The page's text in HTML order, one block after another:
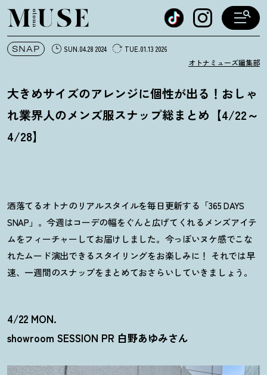
オトナミューズ ウェブ
SNAP SUN.04.28 2024 TUE.01.13 2026
オトナミューズ編集部
大きめサイズのアレンジに個性が出る ！ おしゃ
れ業界人のメンズ服スナップ総まとめ【4/22～
4/28】
洒落てるオトナのリアルスタイルを毎日更新する「365 DAYS
SNAP」。今週はコーデの幅をぐんと広げてくれるメンズアイテ
ムをフィーチャーしてお届けしました。今っぽいヌケ感でこな
れたムード演出できるスタイリングをお楽しみに ！ それでは早
速、一週間のスナップをまとめておさらいしていきましょう。
4/22 MON.
showroom SESSION PR 白野あゆみさん